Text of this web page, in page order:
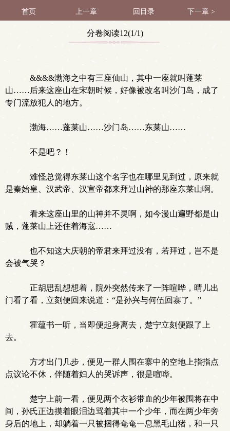
首页 上一章 回目录 下一章 >
分卷阅读12(1/1)
&&&&渤海之中有三座仙山，其中一座就叫蓬莱
山……后来这座山在宋朝时候，好像被改名叫沙门岛，成了
专门流放犯人的地方。
渤海……蓬莱山……沙门岛……东莱山……
不是吧？！
难怪总觉得东莱山这个名字也在哪里见到过，原来就
是秦始皇、汉武帝、汉宣帝都来拜过山神的那座东莱山啊。
看来这座山里的山神并不灵啊，如今漫山遍野都是山
贼，蓬莱山上还住着海寇……
也不知这大庆朝的帝君来拜过没有，若拜过，岂不是
会被气哭？
正胡思乱想想着，院外突然传来了一阵喧哗，晴儿出
门看了看，立刻便回来说道：“是孙兴与何伍回寨了。”
霍蕴书一听，当即便起身离去，楚宁立刻便跟了上
去。
方才出门几步，便见一群人围在寨中的空地上指指点
点议论不休，伴随着妇人的哭诉声，很是喧哗。
楚宁上前一看，便见两个衣衫带血的少年被围将在中
间，孙氏正边摸着眼泪边骂着其中一个少年，而在两少年旁
身后的地上，却躺着一只被捆得奄奄一息黑毛山猪，和一只